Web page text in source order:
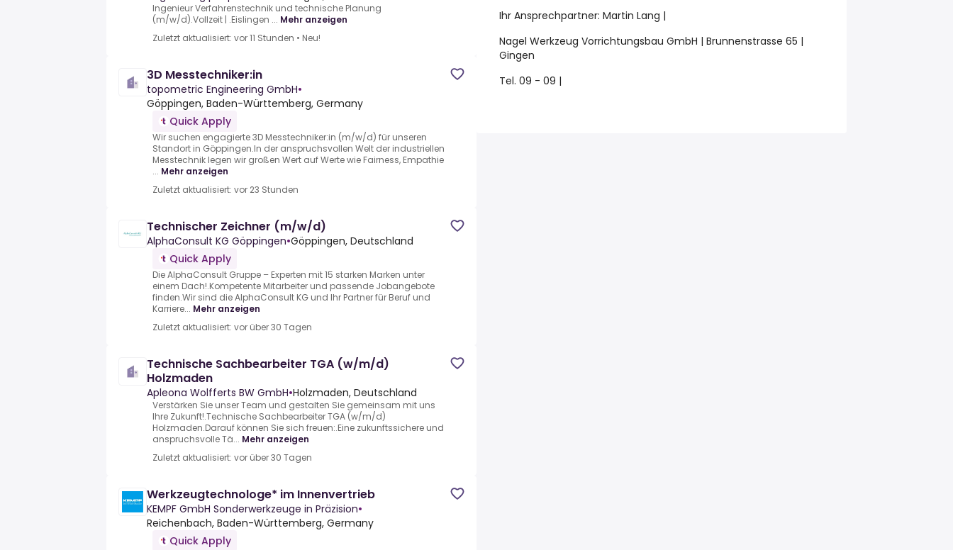
Ingenieur Verfahrenstechnik und technische Planung
(m/w/d).Vollzeit | .Eislingen ... Mehr anzeigen
Zuletzt aktualisiert: vor 11 Stunden • Neu!
3D Messtechniker:in
topometric Engineering GmbH•
Göppingen, Baden-Württemberg, Germany
Quick Apply
Wir suchen engagierte 3D Messtechniker:in (m/w/d) für unseren
Standort in Göppingen.In der anspruchsvollen Welt der industriellen
Messtechnik legen wir großen Wert auf Werte wie Fairness, Empathie
... Mehr anzeigen
Zuletzt aktualisiert: vor 23 Stunden
Technischer Zeichner (m/w/d)
AlphaConsult KG Göppingen•Göppingen, Deutschland
Quick Apply
Die AlphaConsult Gruppe – Experten mit 15 starken Marken unter
einem Dach!.Kompetente Mitarbeiter und passende Jobangebote
finden.Wir sind die AlphaConsult KG und Ihr Partner für Beruf und
Karriere... Mehr anzeigen
Zuletzt aktualisiert: vor über 30 Tagen
Technische Sachbearbeiter TGA (w/m/d)
Holzmaden
Apleona Wolfferts BW GmbH•Holzmaden, Deutschland
Verstärken Sie unser Team und gestalten Sie gemeinsam mit uns
Ihre Zukunft!.Technische Sachbearbeiter TGA (w/m/d)
Holzmaden.Darauf können Sie sich freuen:.Eine zukunftssichere und
anspruchsvolle Tä... Mehr anzeigen
Zuletzt aktualisiert: vor über 30 Tagen
Werkzeugtechnologe* im Innenvertrieb
KEMPF GmbH Sonderwerkzeuge in Präzision•
Reichenbach, Baden-Württemberg, Germany
Quick Apply
Ihr Ansprechpartner: Martin Lang |
Nagel Werkzeug Vorrichtungsbau GmbH | Brunnenstrasse 65 |
Gingen
Tel. 09 - 09 |